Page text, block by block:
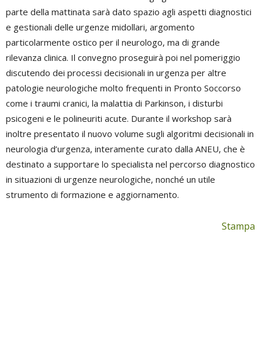
parte della mattinata sarà dato spazio agli aspetti diagnostici
e gestionali delle urgenze midollari, argomento
particolarmente ostico per il neurologo, ma di grande
rilevanza clinica. Il convegno proseguirà poi nel pomeriggio
discutendo dei processi decisionali in urgenza per altre
patologie neurologiche molto frequenti in Pronto Soccorso
come i traumi cranici, la malattia di Parkinson, i disturbi
psicogeni e le polineuriti acute. Durante il workshop sarà
inoltre presentato il nuovo volume sugli algoritmi decisionali in
neurologia d’urgenza, interamente curato dalla ANEU, che è
destinato a supportare lo specialista nel percorso diagnostico
in situazioni di urgenze neurologiche, nonché un utile
strumento di formazione e aggiornamento.
Stampa